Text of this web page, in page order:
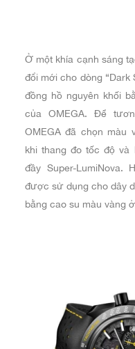
Ở một khía cạnh sáng
đổi mới cho dòng “Dark
đồng hồ nguyên khối
của OMEGA. Để
OMEGA đã chọn màu
khi thang đo tốc độ
đầy Super-
được sử dụng cho dây
bằng cao su màu vàng